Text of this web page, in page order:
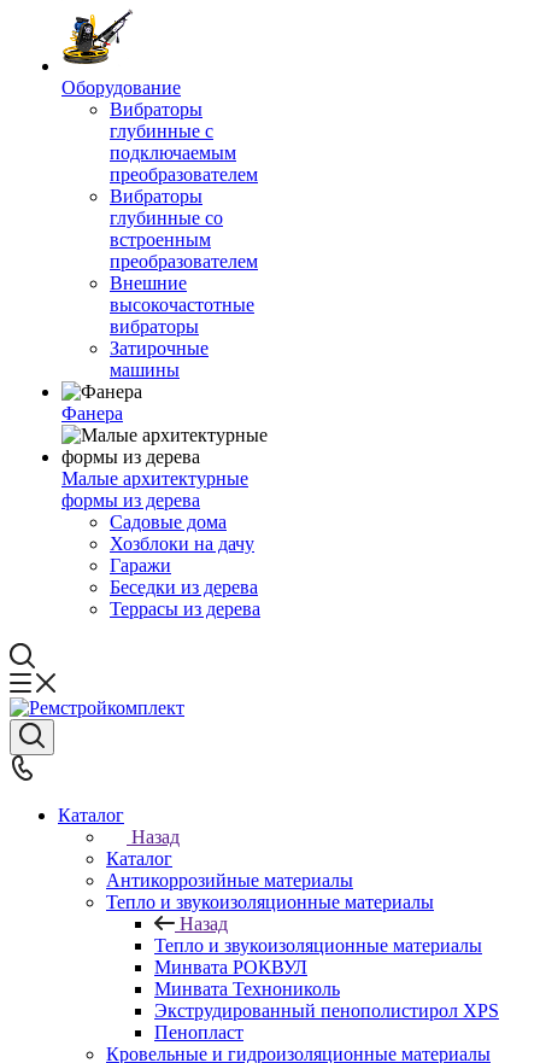
Оборудование
Вибраторы
глубинные с
подключаемым
преобразователем
Вибраторы
глубинные со
встроенным
преобразователем
Внешние
высокочастотные
вибраторы
Затирочные
машины
Фанера
Малые архитектурные
формы из дерева
Садовые дома
Хозблоки на дачу
Гаражи
Беседки из дерева
Террасы из дерева
Каталог
Назад
Каталог
Антикоррозийные материалы
Тепло и звукоизоляционные материалы
Назад
Тепло и звукоизоляционные материалы
Минвата РОКВУЛ
Минвата Технониколь
Экструдированный пенополистирол XPS
Пенопласт
Кровельные и гидроизоляционные материалы